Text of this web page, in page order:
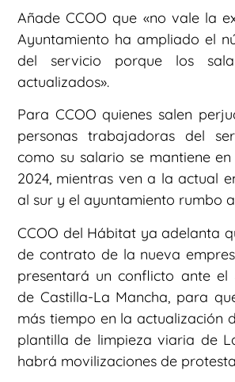
Añade CCOO que «no vale la
Ayuntamiento ha ampliado el
del servicio porque los
actualizados».
Para CCOO quienes salen
personas trabajadoras del
como su salario se mantiene
2024, mientras ven a la actual
al sur y el ayuntamiento rumbo
CCOO del Hábitat ya adelanta
de contrato de la nueva
presentará un conflicto ante el
de Castilla-La Mancha, para
más tiempo en la actualización
plantilla de limpieza viaria de
habrá movilizaciones de